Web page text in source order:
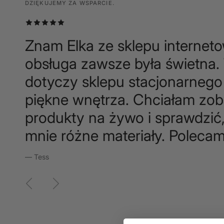
DZIĘKUJEMY ZA WSPARCIE.
Znam Elka ze sklepu
obsługa zawsze była
dotyczy sklepu stacjonarnego
piękne wnętrza. Chciałam
produkty na żywo i
mnie różne materiały.
— Tess
DZIĘKUJEMY ZA WSPARCIE.
Poprzedni